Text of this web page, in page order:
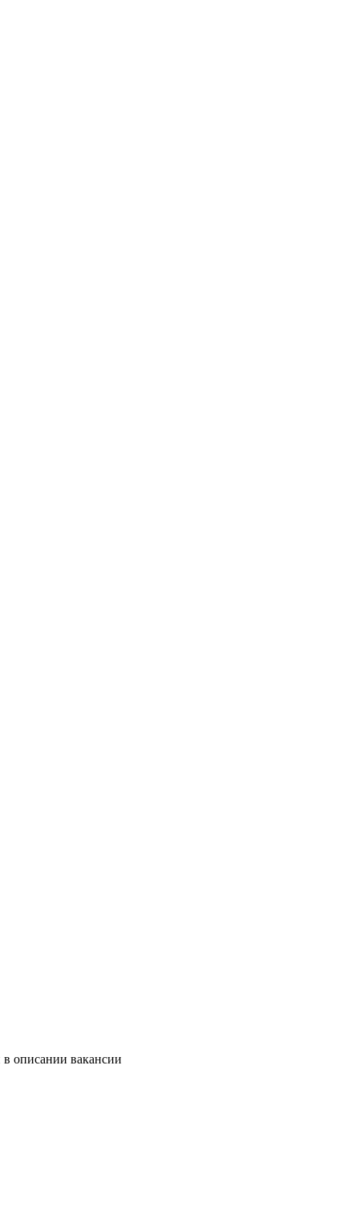
описании вакансии